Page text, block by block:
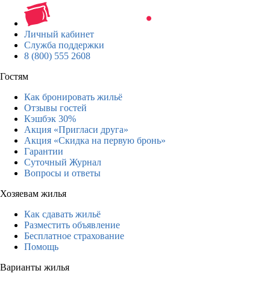
Личный кабинет
Служба поддержки
8 (800) 555 2608
Гостям
Как бронировать жильё
Отзывы гостей
Кэшбэк 30%
Акция «Пригласи друга»
Акция «Скидка на первую бронь»
Гарантии
Суточный Журнал
Вопросы и ответы
Хозяевам жилья
Как сдавать жильё
Разместить объявление
Бесплатное страхование
Помощь
Варианты жилья